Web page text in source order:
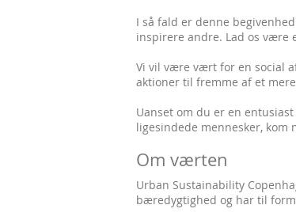
I så fald er denne
inspirere andre. Lad os være
Vi vil være vært for en social
aktioner til fremme af et
Uanset om du er en
ligesindede mennesker, kom
Om værten
Urban Sustainability
bæredygtighed og har til